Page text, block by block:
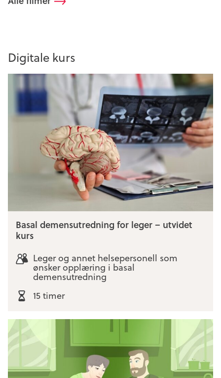
Digitale kurs
Basal demensutredning for leger – utvidet
kurs
Leger og annet helsepersonell som
ønsker opplæring i basal
demensutredning
15 timer